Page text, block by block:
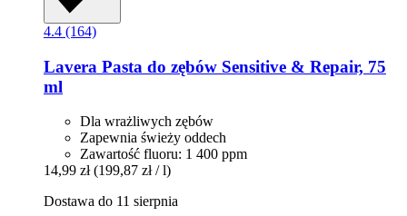
4.4 (164)
Lavera Pasta do zębów Sensitive & Repair, 75
ml
Dla wrażliwych zębów
Zapewnia świeży oddech
Zawartość fluoru: 1 400 ppm
14,99 zł (199,87 zł / l)
Dostawa do 11 sierpnia